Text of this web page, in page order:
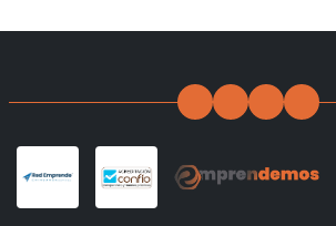
FacebookInstagramWhatsApp
Spotify